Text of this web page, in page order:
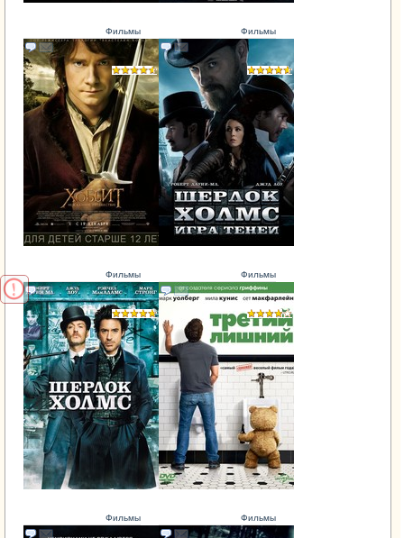
Фильмы Фильмы
Фильмы Фильмы
Фильмы Фильмы